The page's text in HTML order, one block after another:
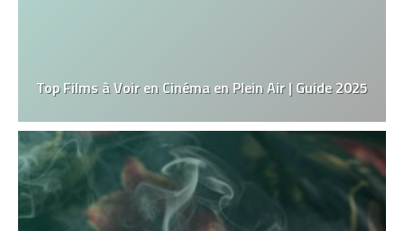
Top Films à Voir en Cinéma en Plein Air | Guide 2025